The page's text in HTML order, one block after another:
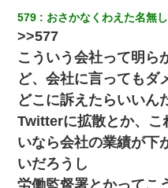
579 おさかなくわえた名無
>>577
こういう会社って明ら
ど、会社に言ってもダ
どこに訴えたらいいん
Twitterに拡散とか、こ
いなら会社の業績が下
いだろうし
労働監督署とかってこ